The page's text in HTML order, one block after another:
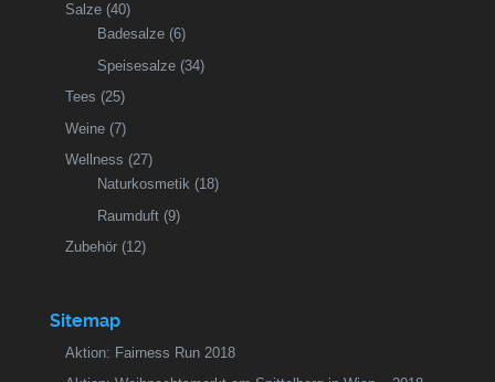
Salze (40)
Badesalze (6)
Speisesalze (34)
Tees (25)
Weine (7)
Wellness (27)
Naturkosmetik (18)
Raumduft (9)
Zubehör (12)
Sitemap
Aktion: Fairness Run 2018